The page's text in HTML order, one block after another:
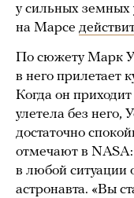
у сильных земных
на Марсе
По сюжету Марк
в него прилетает
Когда он
улетела без него,
достаточно
отмечают в NASA:
в любой ситуации
астронавта. «Вы